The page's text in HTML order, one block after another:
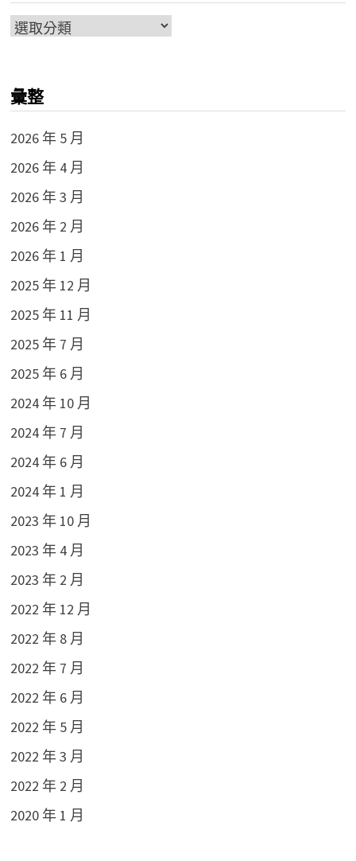
分
彙整
2026 年 5 月
2026 年 4 月
2026 年 3 月
2026 年 2 月
2026 年 1 月
2025 年 12 月
2025 年 11 月
2025 年 7 月
2025 年 6 月
2024 年 10 月
2024 年 7 月
2024 年 6 月
2024 年 1 月
2023 年 10 月
2023 年 4 月
2023 年 2 月
2022 年 12 月
2022 年 8 月
2022 年 7 月
2022 年 6 月
2022 年 5 月
2022 年 3 月
2022 年 2 月
2020 年 1 月